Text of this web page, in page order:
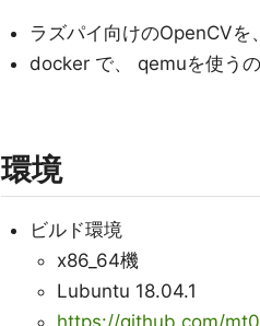
ラズパイ向けのOpenCVを
docker で、 qemuを使う
環境
ビルド環境
x86_64機
Lubuntu 18.04.1
https://github.com/